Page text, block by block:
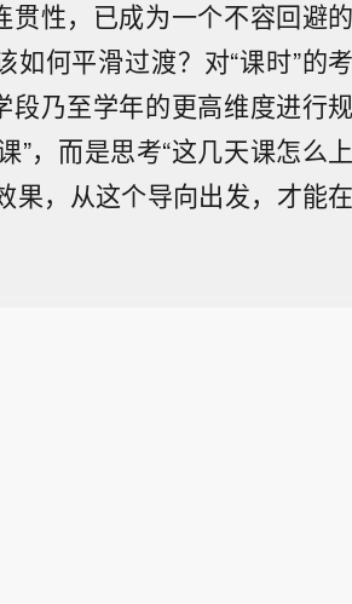
性，已成为一个不容回避的
何平滑过渡？对“课时”的考
乃至学年的更高维度进行规
”，而是思考“这几天课怎么上
果，从这个导向出发，才能在